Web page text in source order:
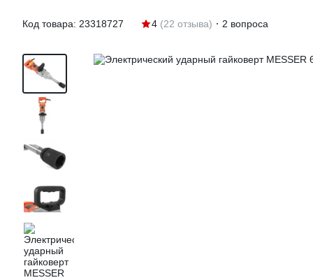
Код товара: 23318727 4 (22 отзыва) 2 вопроса